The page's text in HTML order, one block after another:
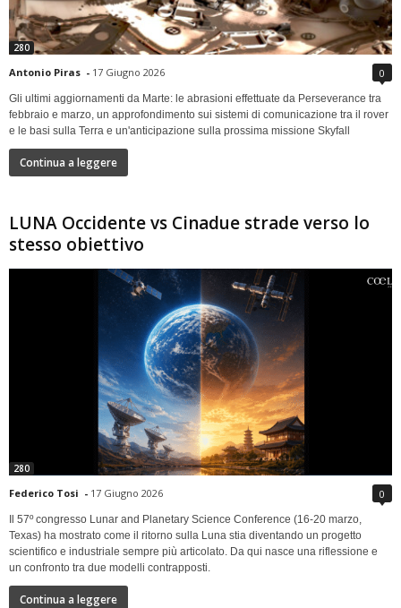
280
Antonio Piras - 17 Giugno 2026 0
Gli ultimi aggiornamenti da Marte: le abrasioni effettuate da Perseverance tra
febbraio e marzo, un approfondimento sui sistemi di comunicazione tra il rover
e le basi sulla Terra e un'anticipazione sulla prossima missione Skyfall
Continua a leggere
LUNA Occidente vs Cinadue strade verso lo
stesso obiettivo
280
Federico Tosi - 17 Giugno 2026 0
Il 57º congresso Lunar and Planetary Science Conference (16-20 marzo,
Texas) ha mostrato come il ritorno sulla Luna stia diventando un progetto
scientifico e industriale sempre più articolato. Da qui nasce una riflessione e
un confronto tra due modelli contrapposti.
Continua a leggere